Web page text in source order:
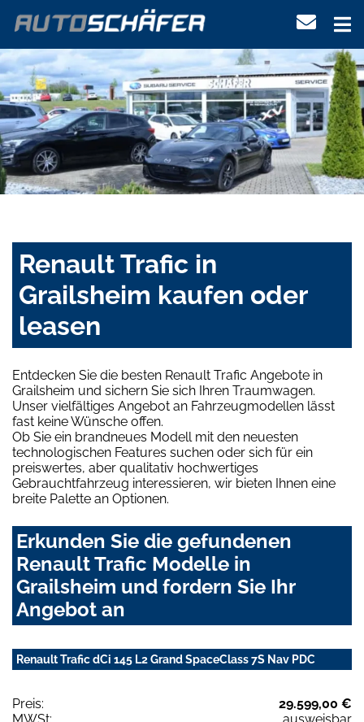
Renault Trafic in
Grailsheim kaufen oder
leasen
Entdecken Sie die besten Renault Trafic Angebote in
Grailsheim und sichern Sie sich Ihren Traumwagen.
Unser vielfältiges Angebot an Fahrzeugmodellen lässt
fast keine Wünsche offen.
Ob Sie ein brandneues Modell mit den neuesten
technologischen Features suchen oder sich für ein
preiswertes, aber qualitativ hochwertiges
Gebrauchtfahrzeug interessieren, wir bieten Ihnen eine
breite Palette an Optionen.
Erkunden Sie die gefundenen
Renault Trafic Modelle in
Grailsheim und fordern Sie Ihr
Angebot an
Renault Trafic dCi 145 L2 Grand SpaceClass 7S Nav PDC
Preis:
29.599,00 €